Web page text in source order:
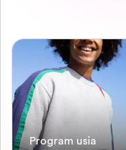
Program usia